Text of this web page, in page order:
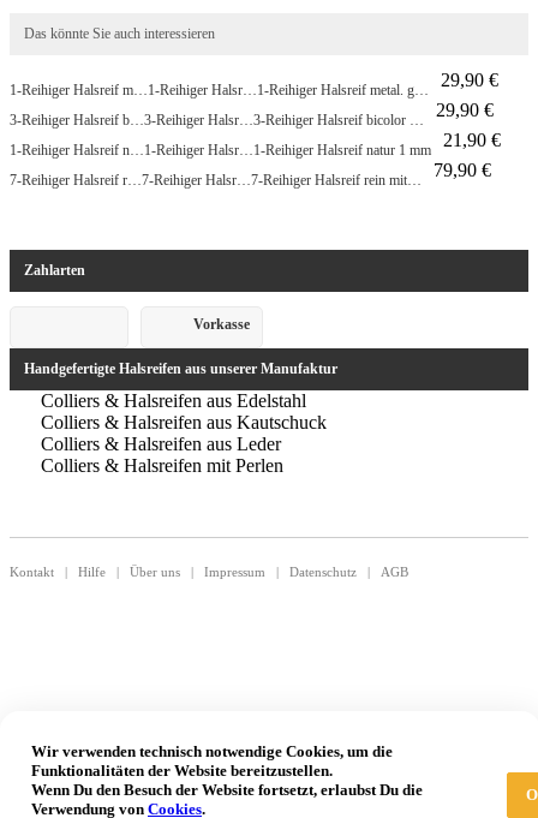
Das könnte Sie auch interessieren
1-Reihiger Halsreif m…1-Reihiger Halsr…1-Reihiger Halsreif metal. g… 29,90 €
3-Reihiger Halsreif b…3-Reihiger Halsr…3-Reihiger Halsreif bicolor … 29,90 €
1-Reihiger Halsreif n…1-Reihiger Halsr…1-Reihiger Halsreif natur 1 mm 21,90 €
7-Reihiger Halsreif r…7-Reihiger Halsr…7-Reihiger Halsreif rein mit… 79,90 €
Zahlarten
Vorkasse
Handgefertigte Halsreifen aus unserer Manufaktur
Colliers & Halsreifen aus Edelstahl
Colliers & Halsreifen aus Kautschuck
Colliers & Halsreifen aus Leder
Colliers & Halsreifen mit Perlen
Kontakt | Hilfe | Über uns | Impressum | Datenschutz | AGB
Wir verwenden technisch notwendige Cookies, um die
Funktionalitäten der Website bereitzustellen.
Wenn Du den Besuch der Website fortsetzt, erlaubst Du die
Verwendung von Cookies.